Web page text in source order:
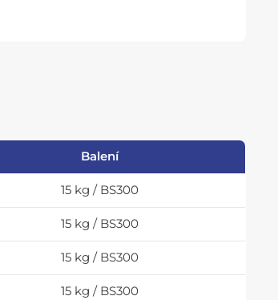
Balení
15 kg / BS300
15 kg / BS300
15 kg / BS300
15 kg / BS300